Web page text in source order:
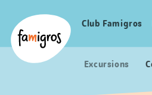
navigation
Logo
Navigation
Club Famigros
Excursions